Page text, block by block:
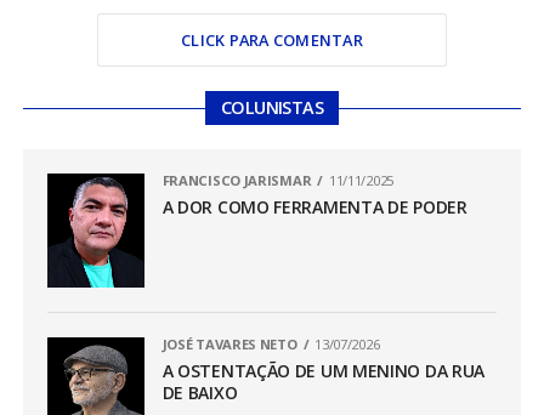
CLICK PARA COMENTAR
COLUNISTAS
FRANCISCO JARISMAR 11/11/2025
A DOR COMO FERRAMENTA DE PODER
JOSÉ TAVARES NETO 13/07/2026
A OSTENTAÇÃO DE UM MENINO DA RUA
DE BAIXO